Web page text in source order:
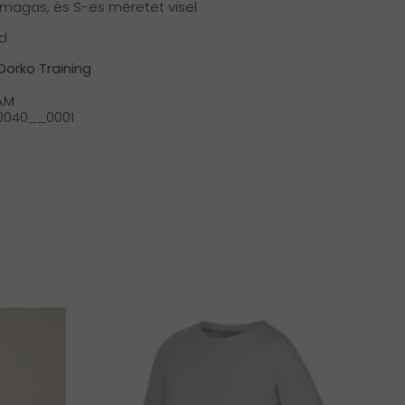
és S-es méretet visel
Dorko Training